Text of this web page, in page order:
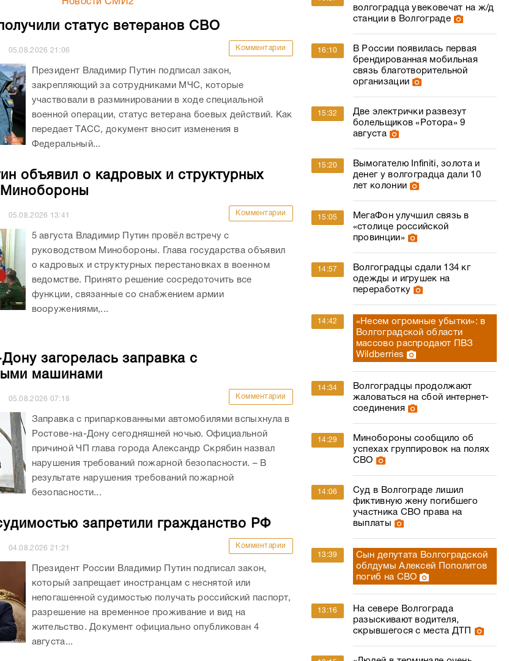
закрепляющий за сотрудниками МЧС, которые
участвовали в разминировании в ходе специальной
военной операции, статус ветерана боевых действий. Как
передает ТАСС, документ вносит изменения в
объявил о кадровых и структурных
Минобороны
05.08.2026 13:41 Комментарии
руководством Минобороны. Глава государства объявил
о кадровых и структурных перестановках в военном
ведомстве. Принято решение сосредоточить все
функции, связанные со снабжением армии
загорелась заправка с
машинами
Ростове-на-Дону сегодняшней ночью. Официальной
причиной ЧП глава города Александр Скрябин назвал
результате нарушения требований пожарной
запретили гражданство РФ
04.08.202621:21 Комментарии
Президент России Владимир Путин подписал закон,
непогашенной судимостью получать российский паспорт,
разрешение на временное проживание и вид на
жительство. Документ официально опубликован 4
логистический центр Wildberries
ВСУ
Две электрички развезут
болельщиков «Ротора» 9
августа
Вымогателю Infiniti, золота и
денег у волгоградца дали 10
лет колонии
МегаФон улучшил связь в
«столице российской
провинции»
Волгоградцы сдали 134 кг
одежды и игрушек на
переработку
«Несем огромные убытки»: в
Волгоградской области
массово распродают ПВЗ
Wildberries
Волгоградцы продолжают
жаловаться на сбой интернет-
соединения
Минобороны сообщило об
успехах группировок на полях
СВО
Суд в Волгограде лишил
фиктивную жену погибшего
участника СВО права на
выплаты
Сын депутата Волгоградской
облдумы Алексей Пополитов
погиб на СВО
На севере Волгограда
разыскивают водителя,
скрывшегося с места ДТП
«Людей в терминале очень
много»: в аэропорту
Волгограда начались массовые
задержки рейсов
Зарплаты сварщиков и
аналитиков растут быстрее